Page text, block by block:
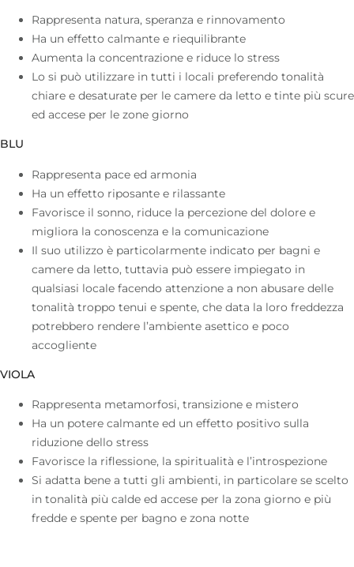
Rappresenta natura, speranza e rinnovamento
Ha un effetto calmante e riequilibrante
Aumenta la concentrazione e riduce lo stress
Lo si può utilizzare in tutti i locali preferendo tonalità
chiare e desaturate per le camere da letto e tinte più scure
ed accese per le zone giorno
BLU
Rappresenta pace ed armonia
Ha un effetto riposante e rilassante
Favorisce il sonno, riduce la percezione del dolore e
migliora la conoscenza e la comunicazione
Il suo utilizzo è particolarmente indicato per bagni e
camere da letto, tuttavia può essere impiegato in
qualsiasi locale facendo attenzione a non abusare delle
tonalità troppo tenui e spente, che data la loro freddezza
potrebbero rendere l’ambiente asettico e poco
accogliente
VIOLA
Rappresenta metamorfosi, transizione e mistero
Ha un potere calmante ed un effetto positivo sulla
riduzione dello stress
Favorisce la riflessione, la spiritualità e l’introspezione
Si adatta bene a tutti gli ambienti, in particolare se scelto
in tonalità più calde ed accese per la zona giorno e più
fredde e spente per bagno e zona notte